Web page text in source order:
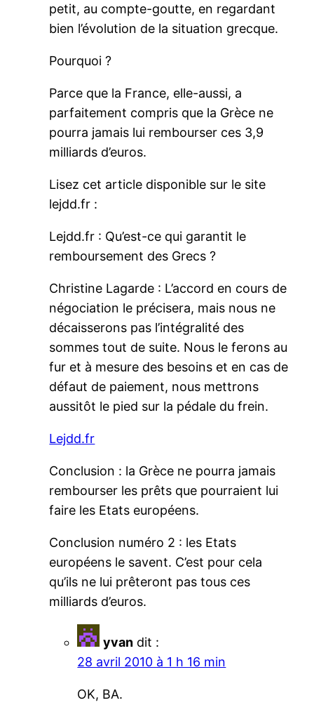
petit, au compte-goutte, en regardant
bien l’évolution de la situation grecque.
Pourquoi ?
Parce que la France, elle-aussi, a
parfaitement compris que la Grèce ne
pourra jamais lui rembourser ces 3,9
milliards d’euros.
Lisez cet article disponible sur le site
lejdd.fr :
Lejdd.fr : Qu’est-ce qui garantit le
remboursement des Grecs ?
Christine Lagarde : L’accord en cours de
négociation le précisera, mais nous ne
décaisserons pas l’intégralité des
sommes tout de suite. Nous le ferons au
fur et à mesure des besoins et en cas de
défaut de paiement, nous mettrons
aussitôt le pied sur la pédale du frein.
Lejdd.fr
Conclusion : la Grèce ne pourra jamais
rembourser les prêts que pourraient lui
faire les Etats européens.
Conclusion numéro 2 : les Etats
européens le savent. C’est pour cela
qu’ils ne lui prêteront pas tous ces
milliards d’euros.
yvan dit :
28 avril 2010 à 1 h 16 min
OK, BA.